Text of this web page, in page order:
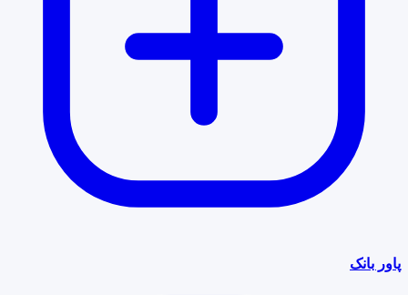
پاور بانک